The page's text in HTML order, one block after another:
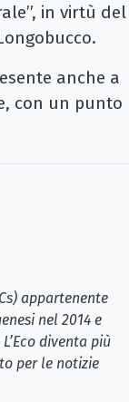
in virtù del
anche a
con un punto
appartenente
nel 2014 e
diventa più
per le notizie